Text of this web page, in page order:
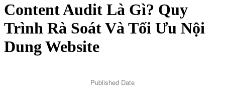
Content Audit Là Gì? Quy
Trình Rà Soát Và Tối Ưu Nội
Dung Website
Published Date